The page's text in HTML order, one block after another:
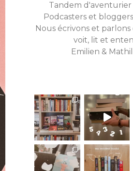
Tandem d'aventurier
Podcasters et
Nous écrivons et
voit, lit et
Emilien &